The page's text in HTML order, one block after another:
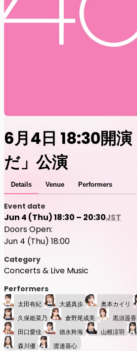
6月4日 18:30開演
だ」公演
Details Venue Performers
Event date
Jun 4 (Thu) 18:30 – 20:30JST
Doors Open:
Jun 4 (Thu) 18:00
Category
Concerts & Live Music
Performers
太田有紀 大盛真歩 奥本カイリ
久保姫菜乃
倉野尾成美 黒須遥香
田口愛佳
徳永羚海 山根涼羽
森川優
渡邉葵心